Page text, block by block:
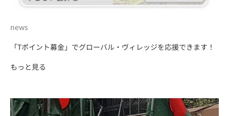
news
「Tポイント募金」でグローバル・ヴィレッジを応援できます！
もっと見る